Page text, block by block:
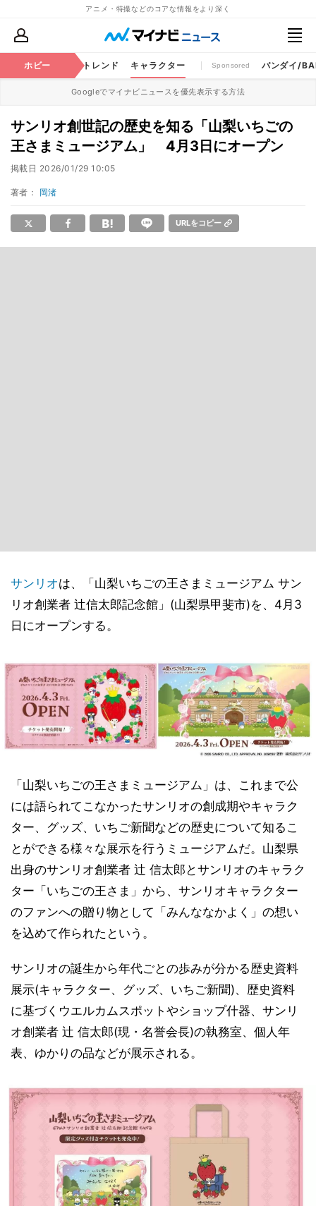
アニメ・特撮などのコアな情報をより深く
ホビー
特撮 トレンド キャラクター Sponsored バンダイ/
Googleでマイナビニュースを優先表示する方法
サンリオ創世記の歴史を知る「山梨いちごの
王さまミュージアム」 4月3日にオープン
掲載日 2026/01/29 10:05
著者： 岡渚
URLをコピー
サンリオは、「山梨いちごの王さまミュージアム サン
リオ創業者 辻󠄀信太郎記念館」(山梨県甲斐市)を、4月3
日にオープンする。
「山梨いちごの王さまミュージアム」は、これまで公
には語られてこなかったサンリオの創成期やキャラク
ター、グッズ、いちご新聞などの歴史について知るこ
とができる様々な展示を行うミュージアムだ。山梨県
出身のサンリオ創業者 辻󠄀 信太郎とサンリオのキャラク
ター「いちごの王さま」から、サンリオキャラクター
のファンへの贈り物として「みんななかよく」の想い
を込めて作られたという。
サンリオの誕生から年代ごとの歩みが分かる歴史資料
展示(キャラクター、グッズ、いちご新聞)、歴史資料
に基づくウエルカムスポットやショップ什器、サンリ
オ創業者 辻󠄀 信太郎(現・名誉会長)の執務室、個人年
表、ゆかりの品などが展示される。